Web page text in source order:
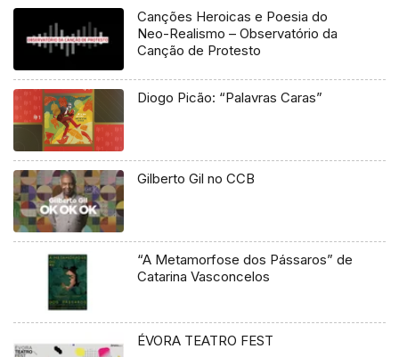
Canções Heroicas e Poesia do
Neo-Realismo – Observatório da
Canção de Protesto
Diogo Picão: “Palavras Caras”
Gilberto Gil no CCB
“A Metamorfose dos Pássaros” de
Catarina Vasconcelos
ÉVORA TEATRO FEST